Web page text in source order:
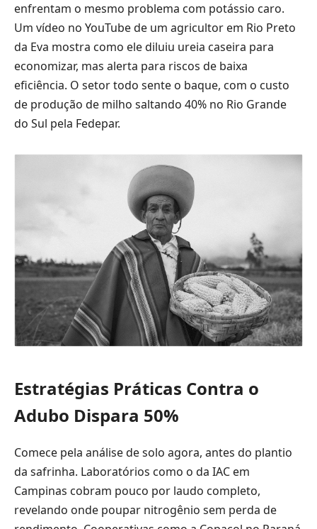
enfrentam o mesmo problema com potássio caro.
Um vídeo no YouTube de um agricultor em Rio Preto
da Eva mostra como ele diluiu ureia caseira para
economizar, mas alerta para riscos de baixa
eficiência. O setor todo sente o baque, com o custo
de produção de milho saltando 40% no Rio Grande
do Sul pela Fedepar.
Estratégias Práticas Contra o
Adubo Dispara 50%
Comece pela análise de solo agora, antes do plantio
da safrinha. Laboratórios como o da IAC em
Campinas cobram pouco por laudo completo,
revelando onde poupar nitrogênio sem perda de